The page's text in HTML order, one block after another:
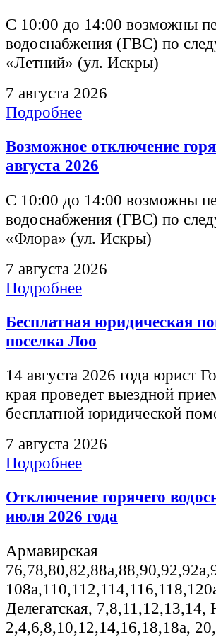
С 10:00 до 14:00 возможны
водоснабжения (ГВС) по
«Летний» (ул. Искры)
7 августа 2026
Подробнее
Возможное отключение
августа 2026
С 10:00 до 14:00 возможны
водоснабжения (ГВС) по
«Флора» (ул. Искры)
7 августа 2026
Подробнее
Бесплатная юридическая
поселка Лоо
14 августа 2026 года юрист
края проведет выездной
бесплатной юридической
7 августа 2026
Подробнее
Отключение горячего
июля 2026 года
Армавирская
Делегатская, 7,8,11,12,13,14,
2,4,6,8,10,12,14,16,18,18а,